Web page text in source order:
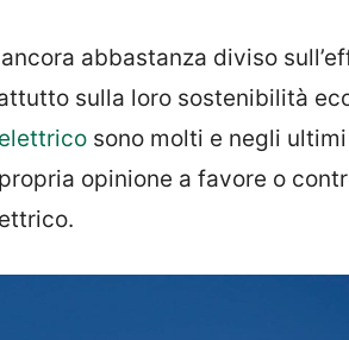
abbastanza diviso
sulla loro sostenibilità
sono molti e negli
opinione a favore o